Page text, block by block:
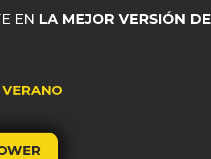
EN LA MEJOR VERSIÓN DE